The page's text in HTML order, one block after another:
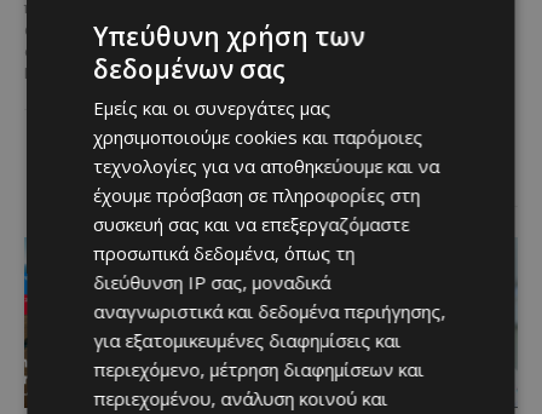
πεποίθηση ότι ο τουρισμός
αποτελεί μία από τις
σημαντικότερες βιομηχανίες της
Κύπρου και διαχρονικά...
Ανάμεσα στα πιο
χαρακτηριστικά φαγητά της
κυπριακής παραδοσιακής
κουζίνας ξεχωρίζει ο
Λευκαρίτικος τταβάς, ένα
φαγητό που συνδέεται
άρρηκτα...
Υπεύθυνη χρήση των
δεδομένων σας
Εμείς και οι συνεργάτες μας
χρησιμοποιούμε cookies και παρόμοιες
τεχνολογίες για να αποθηκεύουμε και να
έχουμε πρόσβαση σε πληροφορίες στη
συσκευή σας και να επεξεργαζόμαστε
προσωπικά δεδομένα, όπως τη
διεύθυνση IP σας, μοναδικά
αναγνωριστικά και δεδομένα περιήγησης,
για εξατομικευμένες διαφημίσεις και
περιεχόμενο, μέτρηση διαφημίσεων και
περιεχομένου, ανάλυση κοινού και